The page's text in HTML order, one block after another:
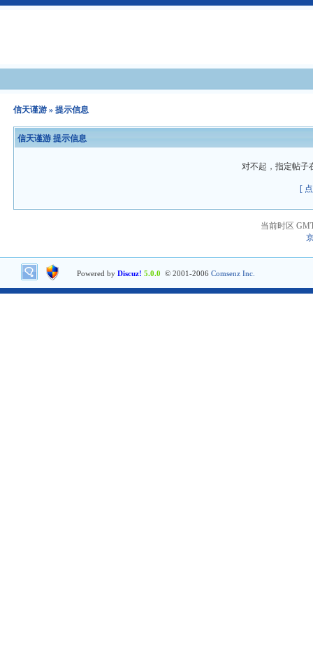
信天谨游 » 提示信息
信天谨游 提示信息
对不起，指定帖子
[
当前时区
Powered by Discuz! 5.0.0 © 2001-2006 Comsenz Inc.